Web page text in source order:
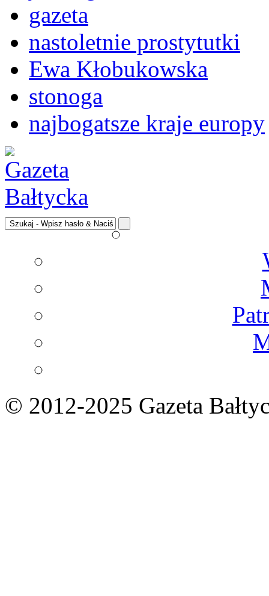
gazeta
nastoletnie prostytutki
Ewa Kłobukowska
stonoga
najbogatsze kraje europy
© 2012-2025 Gazeta